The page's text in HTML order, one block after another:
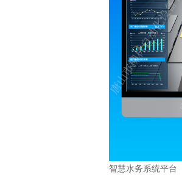
智慧水务系统平台